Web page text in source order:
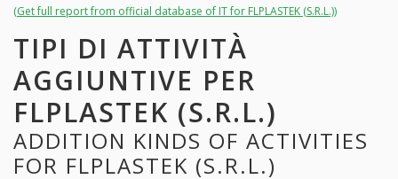
(Get full report from official database of IT for FLPLASTEK (S.R.L.))
TIPI DI ATTIVITÀ
AGGIUNTIVE PER
FLPLASTEK (S.R.L.)
ADDITION KINDS OF ACTIVITIES
FOR FLPLASTEK (S.R.L.)